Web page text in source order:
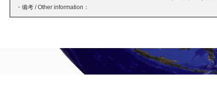
・備考 / Other information：